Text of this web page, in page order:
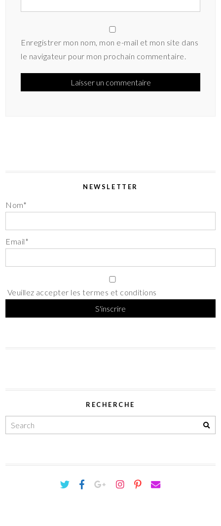
Enregistrer mon nom, mon e-mail et mon site dans
le navigateur pour mon prochain commentaire.
NEWSLETTER
Nom*
Email*
Veuillez accepter les termes et conditions
RECHERCHE